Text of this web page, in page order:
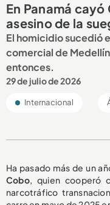
En Panamá
asesino de la
El homicidio sucedió
comercial de
entonces.
29 de julio de 2026
Internacional
Ha pasado más de un
Cobo, quien cooperó
narcotráfico